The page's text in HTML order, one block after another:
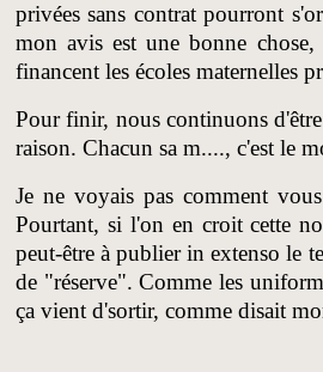
privées sans contrat pourront
mon avis est une bonne chose,
financent les écoles maternelles
Pour finir, nous continuons
raison. Chacun sa m...., c'est le
Je ne voyais pas comment
Pourtant, si l'on en croit cette
peut-être à publier in extenso le
de "réserve". Comme les
ça vient d'sortir, comme disait